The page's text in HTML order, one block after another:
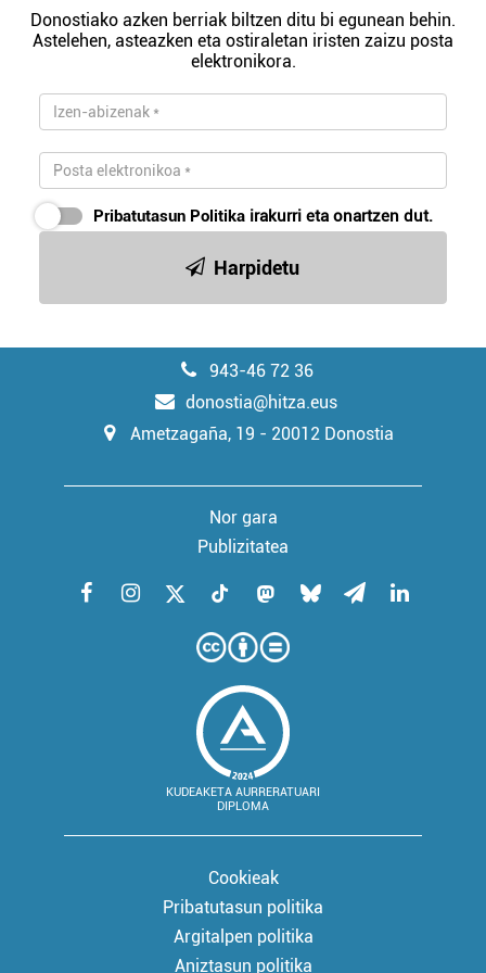
Donostiako azken berriak biltzen ditu bi egunean behin.
Astelehen, asteazken eta ostiraletan iristen zaizu posta
elektronikora.
Pribatutasun Politika irakurri eta onartzen dut.
Harpidetu
943-46 72 36
donostia@hitza.eus
Ametzagaña, 19 - 20012 Donostia
Nor gara
Publizitatea
KUDEAKETA AURRERATUARI
DIPLOMA
Cookieak
Pribatutasun politika
Argitalpen politika
Aniztasun politika